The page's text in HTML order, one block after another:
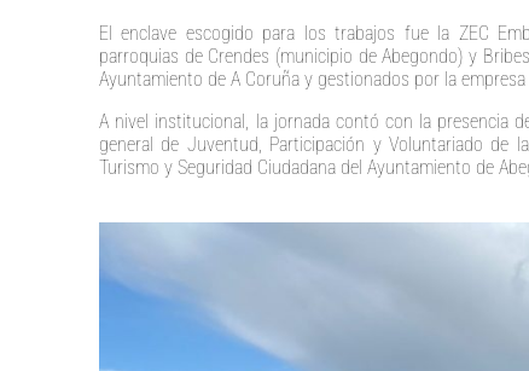
El enclave escogido para los trabajos fue la ZEC
parroquias de Crendes (municipio de Abegondo) y
Ayuntamiento de A Coruña y gestionados por la empresa
A nivel institucional, la jornada contó con la presencia
general de Juventud, Participación y Voluntariado de
Turismo y Seguridad Ciudadana del Ayuntamiento de